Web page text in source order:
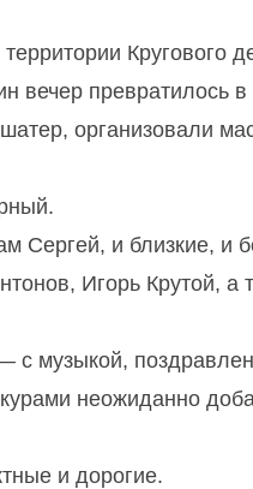
Кругового
вечер превратилось
организовали
Сергей, и близкие, и
, Игорь Крутой, а
с музыкой,
неожиданно
и дорогие.